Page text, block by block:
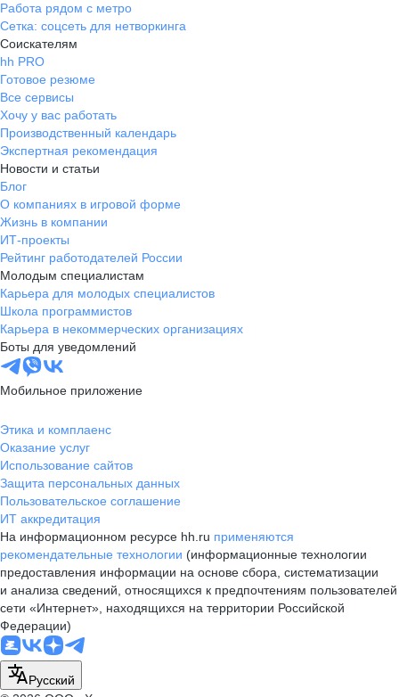
Работа рядом с метро
Сетка: соцсеть для нетворкинга
Соискателям
hh PRO
Готовое резюме
Все сервисы
Хочу у вас работать
Производственный календарь
Экспертная рекомендация
Новости и статьи
Блог
О компаниях в игровой форме
Жизнь в компании
ИТ-проекты
Рейтинг работодателей России
Молодым специалистам
Карьера для молодых специалистов
Школа программистов
Карьера в некоммерческих организациях
Боты для уведомлений
Мобильное приложение
Этика и комплаенс
Оказание услуг
Использование сайтов
Защита персональных данных
Пользовательское соглашение
ИТ аккредитация
На информационном ресурсе hh.ru применяются
рекомендательные технологии (информационные технологии
предоставления информации на основе сбора, систематизации
и анализа сведений, относящихся к предпочтениям пользователей
сети «Интернет», находящихся на территории Российской
Федерации)
Русский